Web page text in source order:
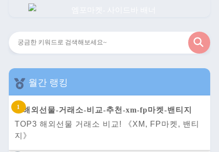
검
월간 랭킹
TOP3 해외선물 거래소 비교! 《XM, FP마켓, 밴티
지》